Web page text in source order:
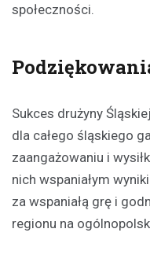
społeczności.
Sukces drużyny
dla całego śląskiego
zaangażowaniu i
nich wspaniałym
za wspaniałą grę i
regionu na